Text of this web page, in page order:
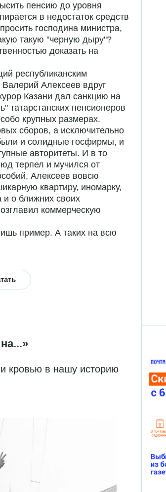
пенсию до уровня
в недостаток средств
господина министра,
такую "черную дыру"?
доказать на
республиканским
Алексеев вдруг
Казани дал санкцию на
татарстанских пенсионеров
крупных размерах.
сборов, а исключительно
и солидные госфирмы, и
авторитеты. И в то
терпел и мучился от
Алексеев вовсю
квартиру, иномарку,
о ближних своих
коммерческую
пример. А таких на всю
кровью в нашу историю